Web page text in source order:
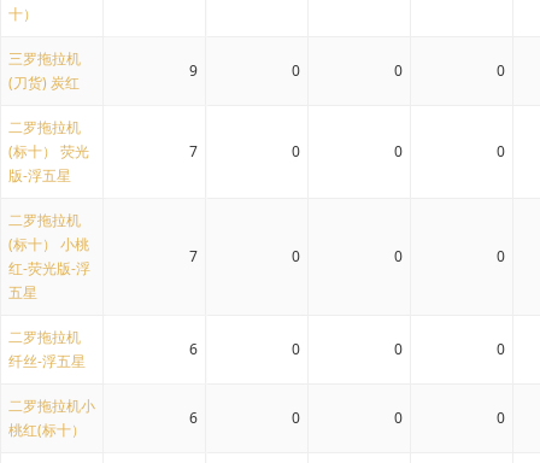
十）
三罗拖拉机
(刀货) 炭红
9 0 0 0
二罗拖拉机
(标十） 荧光
版-浮五星
7 0 0 0
二罗拖拉机
(标十） 小桃
红-荧光版-浮
五星
7 0 0 0
二罗拖拉机
纤丝-浮五星
6 0 0 0
二罗拖拉机小
桃红(标十）
6 0 0 0